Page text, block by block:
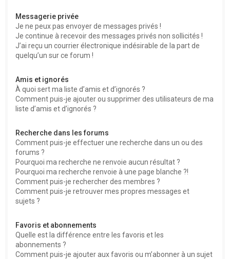
Messagerie privée
Je ne peux pas envoyer de messages privés !
Je continue à recevoir des messages privés non sollicités !
J’ai reçu un courrier électronique indésirable de la part de
quelqu’un sur ce forum !
Amis et ignorés
À quoi sert ma liste d’amis et d’ignorés ?
Comment puis-je ajouter ou supprimer des utilisateurs de ma
liste d’amis et d’ignorés ?
Recherche dans les forums
Comment puis-je effectuer une recherche dans un ou des
forums ?
Pourquoi ma recherche ne renvoie aucun résultat ?
Pourquoi ma recherche renvoie à une page blanche ?!
Comment puis-je rechercher des membres ?
Comment puis-je retrouver mes propres messages et
sujets ?
Favoris et abonnements
Quelle est la différence entre les favoris et les
abonnements ?
Comment puis-je ajouter aux favoris ou m’abonner à un sujet